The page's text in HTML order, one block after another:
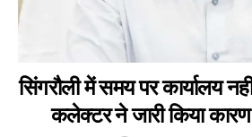
सिंगरौली में समय पर कार्यालय
कलेक्टर ने जारी किया